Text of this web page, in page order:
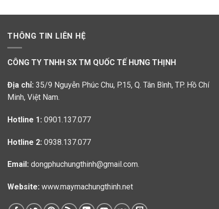
THÔNG TIN LIÊN HỆ
CÔNG TY TNHH SX TM QUỐC TẾ HƯNG THỊNH
Địa chỉ: 35/9 Nguyễn Phúc Chu, P.15, Q. Tân Bình, TP. Hồ Chí
Minh, Việt Nam.
Hotline 1: 0901.137.077
Hotline 2: 0938.137.077
Email: dongphuchungthinh@gmail.com.
Website: www.maymachungthinh.net